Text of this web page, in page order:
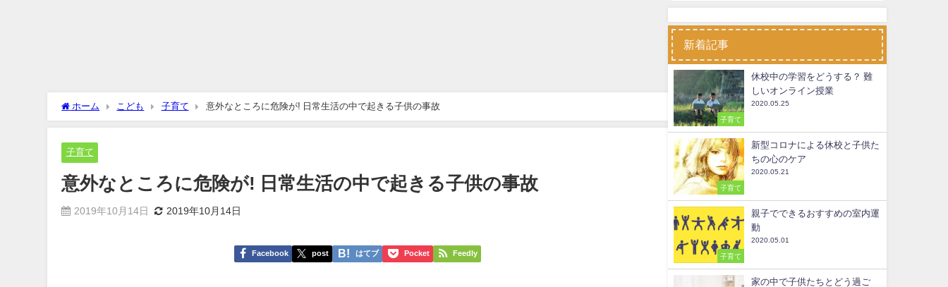
ホーム こども 子育て 意外なところに危険が! 日常生活の中で起きる子供の事故
子育て
意外なところに危険が! 日常生活の中で起きる子供の事故
2019年10月14日 2019年10月14日
Facebook post はてブ Pocket Feedly
新着記事
子育て
休校中の学習をどうする？ 難
しいオンライン授業
2020.05.25
子育て
新型コロナによる休校と子供た
ちの心のケア
2020.05.21
子育て
親子でできるおすすめの室内運
動
2020.05.01
家の中で子供たちとどう過ご